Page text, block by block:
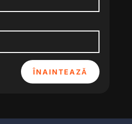
ÎNAINTEAZĂ